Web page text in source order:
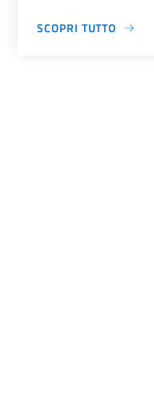
SCOPRI TUTTO